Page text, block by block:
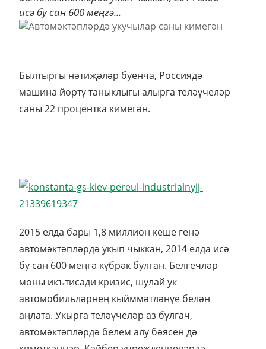
исә бу сан 600 меңгә...
Былтыргы нәтиҗәләр буенча, Россиядә
машина йөртү таныклыгы алырга теләүчеләр
саны 22 процентка кимегән.
2015 елда бары 1,8 миллион кеше генә
автомәктәпләрдә укып чыккан, 2014 елда исә
бу сан 600 меңгә күбрәк булган. Белгечләр
моны икътисади кризис, шулай ук
автомобильләрнең кыйммәтләнүе белән
аңлата. Укырга теләүчеләр аз булгач,
автомәктәпләрдә белем алу бәясен дә